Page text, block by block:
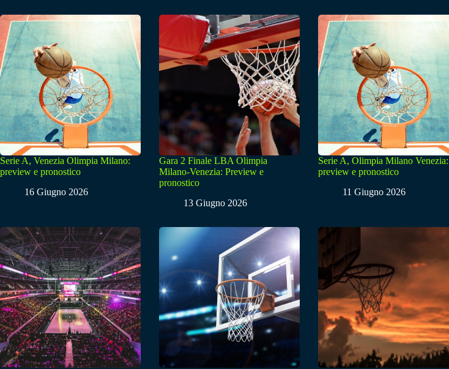
Serie A, Venezia Olimpia Milano:
preview e pronostico
16 Giugno 2026
Gara 2 Finale LBA Olimpia
Milano-Venezia: Preview e
pronostico
13 Giugno 2026
Serie A, Olimpia Milano Venezia:
preview e pronostico
11 Giugno 2026